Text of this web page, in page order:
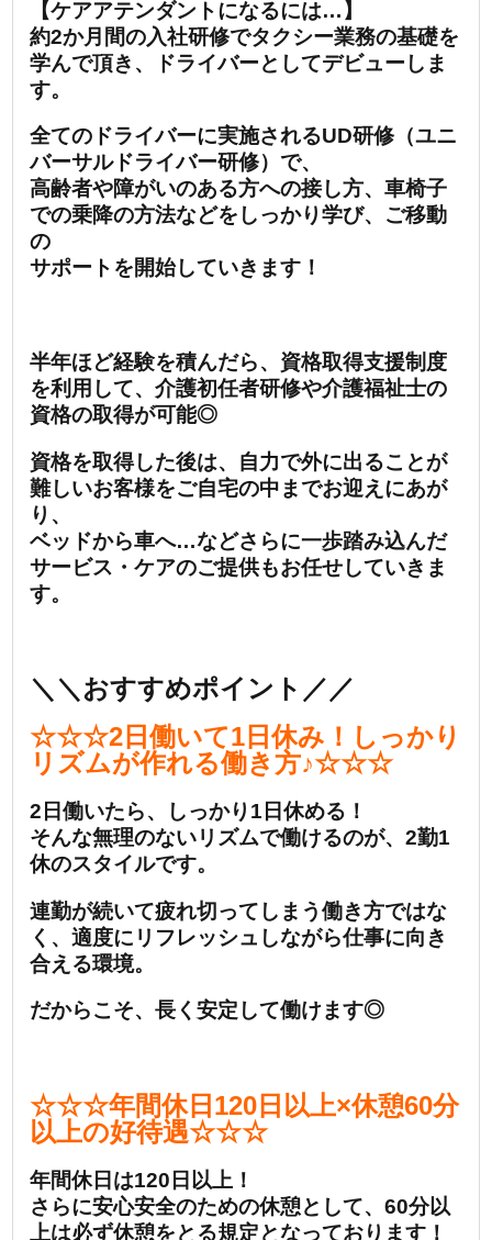
【ケアアテンダントになるには…】
約2か月間の入社研修でタクシー業務の基礎を
学んで頂き、ドライバーとしてデビューしま
す。
全てのドライバーに実施されるUD研修（ユニ
バーサルドライバー研修）で、
高齢者や障がいのある方への接し方、車椅子
での乗降の方法などをしっかり学び、ご移動
の
サポートを開始していきます！
半年ほど経験を積んだら、資格取得支援制度
を利用して、介護初任者研修や介護福祉士の
資格の取得が可能◎
資格を取得した後は、自力で外に出ることが
難しいお客様をご自宅の中までお迎えにあが
り、
ベッドから車へ…などさらに一歩踏み込んだ
サービス・ケアのご提供もお任せしていきま
す。
＼＼おすすめポイント／／
☆☆☆2日働いて1日休み！ しっかり
リズムが作れる働き方♪☆☆☆
2日働いたら、しっかり1日休める！
そんな無理のないリズムで働けるのが、2勤1
休のスタイルです。
連勤が続いて疲れ切ってしまう働き方ではな
く、適度にリフレッシュしながら仕事に向き
合える環境。
だからこそ、長く安定して働けます◎
☆☆☆年間休日120日以上×休憩60分
以上の好待遇☆☆☆
年間休日は120日以上！
さらに安心安全のための休憩として、60分以
上は必ず休憩をとる規定となっております！